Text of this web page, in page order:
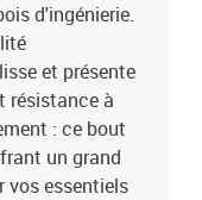
d'ingénierie.
et présente
résistance à
: ce bout
un grand
vos essentiels